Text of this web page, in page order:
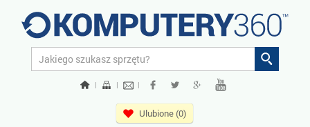
| | |
Ulubione (0)